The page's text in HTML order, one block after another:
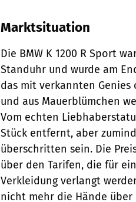
Marktsituation
Die BMW K 1200 R Sport
Standuhr und wurde am
das mit verkannten Genies
und aus Mauerblümchen
Vom echten
Stück entfernt, aber
überschritten sein. Die
über den Tarifen, die für
Verkleidung verlangt
nicht mehr die Hände über